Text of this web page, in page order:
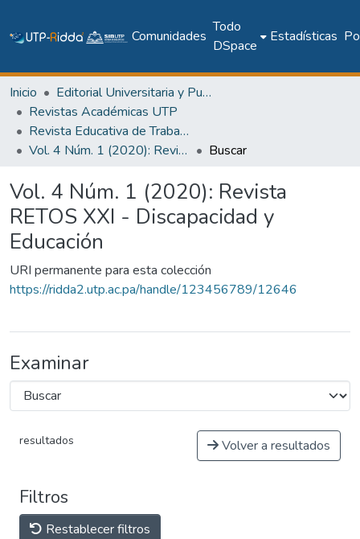
Comunidades
Todo
DSpace
Estadísticas
Inicio
Editorial Universitaria y Publicaciones Seriadas
Revistas Académicas UTP
Revista Educativa de Trabajos Orientados al Siglo XXI (RETOS XXI)
Vol. 4 Núm. 1 (2020): Revista RETOS XXI - Discapacidad y Educación
Buscar
Vol. 4 Núm. 1 (2020): Revista
RETOS XXI - Discapacidad y
Educación
URI permanente para esta colección
https://ridda2.utp.ac.pa/handle/123456789/12646
Examinar
resultados Volver a resultados
Filtros
Restablecer filtros